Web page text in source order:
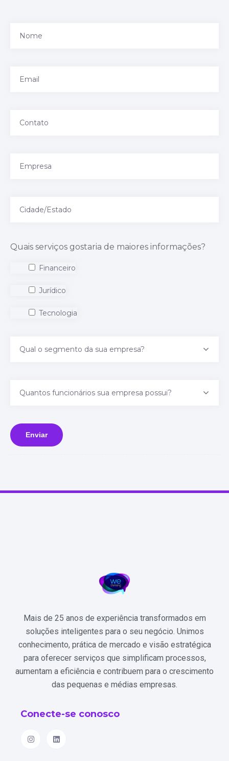
Quais serviços gostaria de maiores informações?
Financeiro
Jurídico
Tecnologia
Qual o segmento da sua empresa?
Quantos funcionários sua empresa possui?
Enviar
Mais de 25 anos de experiência transformados em
soluções inteligentes para o seu negócio. Unimos
conhecimento, prática de mercado e visão estratégica
para oferecer serviços que simplificam processos,
aumentam a eficiência e contribuem para o crescimento
das pequenas e médias empresas.
Conecte-se conosco